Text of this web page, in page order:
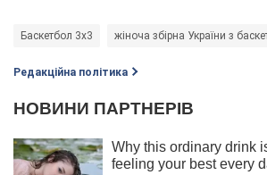
Баскетбол 3х3 жіноча збірна України з
Редакційна політика